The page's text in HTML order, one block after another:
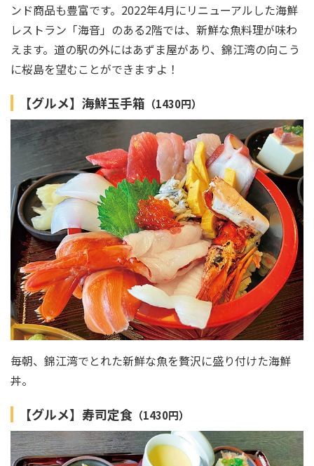
ンド商品も豊富です。2022年4月にリニューアルした海鮮
レストラン「海音」のある2階では、新鮮な魚料理が味わ
えます。道の駅の外にはあずま屋があり、錦江湾の向こう
に桜島を望むことができますよ！
【グルメ】海鮮玉手箱 （1430円）
毎朝、錦江湾でとれた新鮮な魚を贅沢に盛り付けた海鮮
丼。
【グルメ】寿司定食 （1430円）